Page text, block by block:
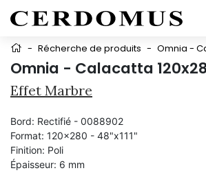
- Récherche de produits - Omnia -
Omnia - Calacatta
Effet Marbre
Bord: Rectifié - 0088902
Format: 120x280 - 48"x111"
Finition: Poli
Épaisseur: 6 mm